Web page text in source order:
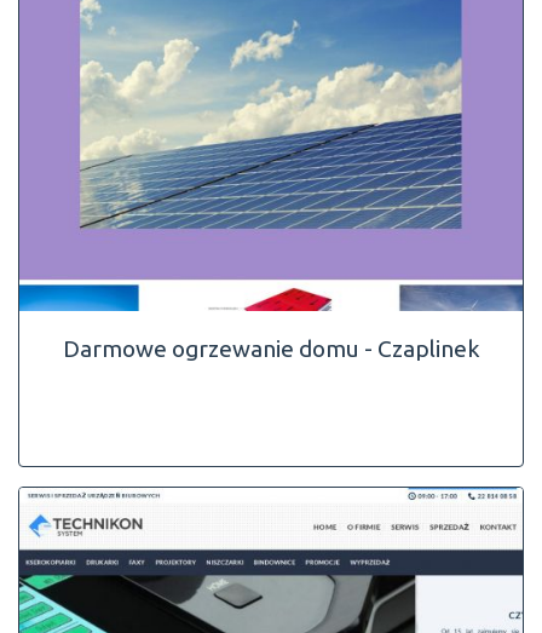
Darmowe ogrzewanie domu - Czaplinek